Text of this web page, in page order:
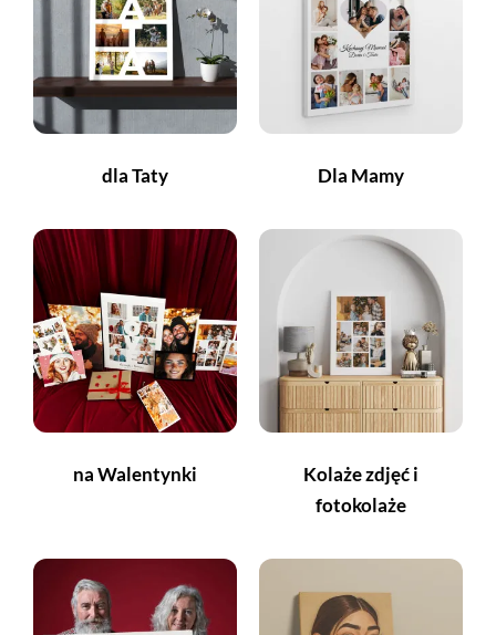
dla Taty Dla Mamy
na Walentynki
Kolaże zdjęć i
fotokolaże